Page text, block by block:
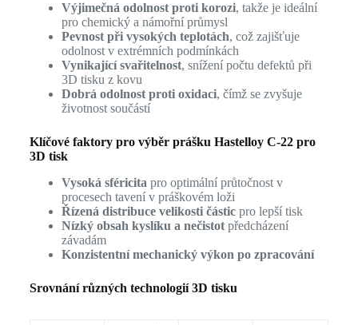
Výjimečná odolnost proti korozi, takže je ideální
pro chemický a námořní průmysl
Pevnost při vysokých teplotách, což zajišťuje
odolnost v extrémních podmínkách
Vynikající svařitelnost, snížení počtu defektů při
3D tisku z kovu
Dobrá odolnost proti oxidaci, čímž se zvyšuje
životnost součástí
Klíčové faktory pro výběr prášku Hastelloy C-22 pro
3D tisk
Vysoká sféricita pro optimální průtočnost v
procesech tavení v práškovém loži
Řízená distribuce velikosti částicpro lepší tisk
Nízký obsah kyslíku a nečistotpředcházení
závadám
Konzistentní mechanický výkon po zpracování
Srovnání různých technologií 3D tisku